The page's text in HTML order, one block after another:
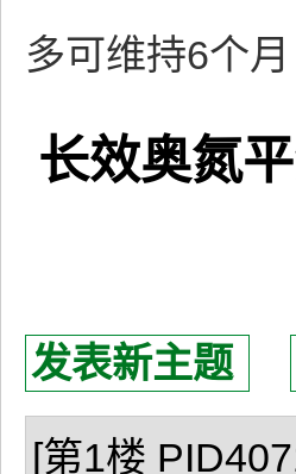
多可维持6个月
长效奥氮
发表新主题
[第1楼